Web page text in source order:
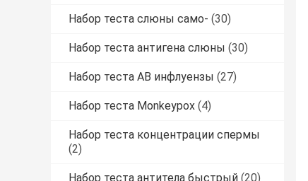
Набор теста слюны само- (30)
Набор теста антигена слюны (30)
Набор теста AB инфлуензы (27)
Набор теста Monkeypox (4)
Набор теста концентрации спермы
(2)
Набор теста антитела быстрый (20)